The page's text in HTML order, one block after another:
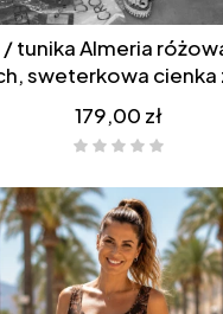
tunika Almeria
sweterkowa cienka
Cena
179,00 zł